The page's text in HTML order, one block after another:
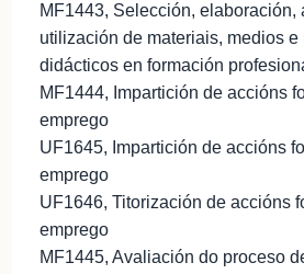
MF1443, Selección, elaboración,
utilización de materiais, medios e
didácticos en formación
MF1444, Impartición de accións
emprego
UF1645, Impartición de accións
emprego
UF1646, Titorización de accións
emprego
MF1445, Avaliación do proceso